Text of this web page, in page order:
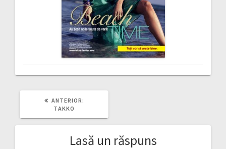
ANTERIOR:
TAKKO
Lasă un răspuns